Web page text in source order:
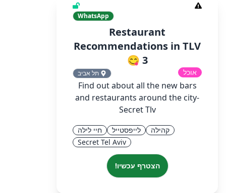
WhatsApp
Restaurant
Recommendations in TLV
3 😋
אוכל תל אביב
Find out about all the new bars
and restaurants around the city-
Secret Tlv
קהילה לייפסטייל
חיי לילה
Secret Tel Aviv
הצטרף עכשיו!